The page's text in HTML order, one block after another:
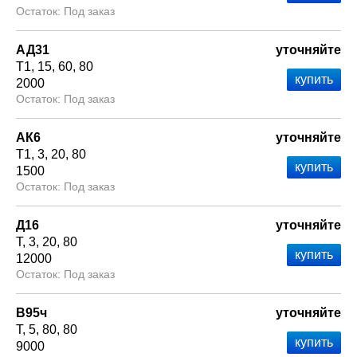
Под заказ
АД31
Т1 15 60 80
2000
Под заказ
уточняйте
АК6
Т1 3 20 80
1500
Под заказ
уточняйте
Д16
Т 3 20 80
12000
Под заказ
уточняйте
В95ч
Т 5 80 80
9000
уточняйте